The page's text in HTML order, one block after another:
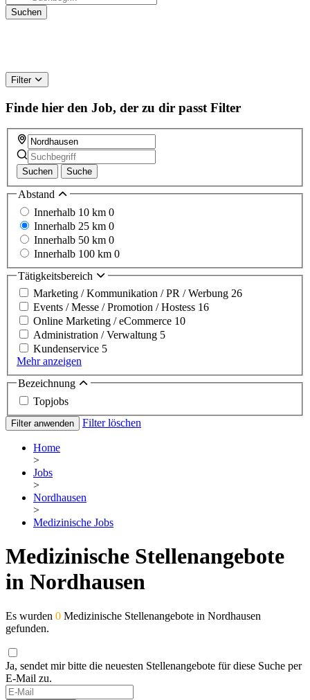
Filter
Finde hier den Job, der zu dir passt Filter
Suchen Suche
Abstand
Innerhalb 10 km 0
Innerhalb 25 km 0
Innerhalb 50 km 0
Innerhalb 100 km 0
Tätigkeitsbereich
Marketing / Kommunikation / PR / Werbung 26
Events / Messe / Promotion / Hostess 16
Online Marketing / eCommerce 10
Administration / Verwaltung 5
Kundenservice 5
Mehr anzeigen
Bezeichnung
Topjobs
Filter anwenden Filter löschen
Home
>
Jobs
>
Nordhausen
>
Medizinische Jobs
Medizinische Stellenangebote
in Nordhausen
Es wurden 0 Medizinische Stellenangebote in Nordhausen
gefunden.
Ja, sendet mir bitte die neuesten Stellenangebote für diese Suche per
E-Mail zu.